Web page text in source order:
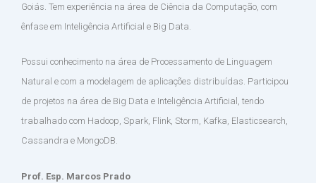
Goiás. Tem experiência na área de Ciência da Computação, com
ênfase em Inteligência Artificial e Big Data.
Possui conhecimento na área de Processamento de Linguagem
Natural e com a modelagem de aplicações distribuídas. Participou
de projetos na área de Big Data e Inteligência Artificial, tendo
trabalhado com Hadoop, Spark, Flink, Storm, Kafka, Elasticsearch,
Cassandra e MongoDB.
Prof. Esp. Marcos Prado